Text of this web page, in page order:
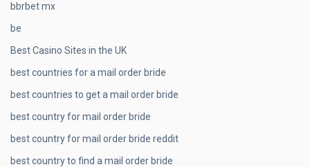
bbrbet mx
be
Best Casino Sites in the UK
best countries for a mail order bride
best countries to get a mail order bride
best country for mail order bride
best country for mail order bride reddit
best country to find a mail order bride